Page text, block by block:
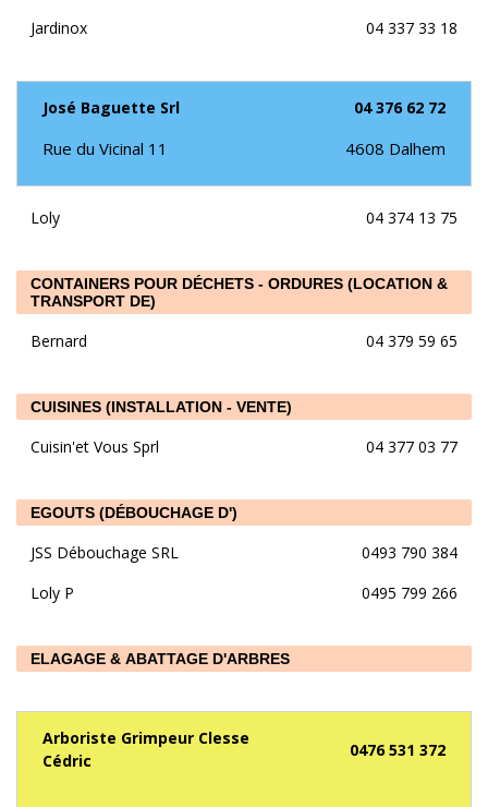
Jardinox
04 337 33 18
José Baguette Srl 04 376 62 72
Rue du Vicinal 11 4608 Dalhem
Loly 04 374 13 75
CONTAINERS POUR DÉCHETS - ORDURES (LOCATION &
TRANSPORT DE)
Bernard 04 379 59 65
CUISINES (INSTALLATION - VENTE)
Cuisin'et Vous Sprl 04 377 03 77
EGOUTS (DÉBOUCHAGE D')
JSS Débouchage SRL
0493 790 384
Loly P
0495 799 266
ELAGAGE & ABATTAGE D'ARBRES
Arboriste Grimpeur Clesse
Cédric
0476 531 372